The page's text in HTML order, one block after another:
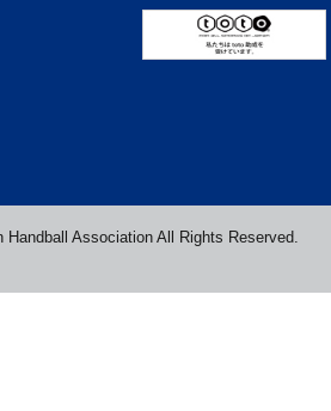
Association All Rights Reserved.